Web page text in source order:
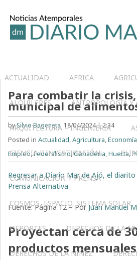
ACTUALIDAD AFRICA
ALQUILERES ANTROPOLOGÍA Y
ARQUITECTURA – INGENIERIA
CIENCIA E INVESTIGACIÓN
COMUNICACIÓN Y PRENSA
COSMOS, ESPACIO, SISTEMA SOLAR
DEPORTES DERECHOS DE LA
DERECHOS DE LA NIÑEZ
Para combatir la
municipal de
bySilvio Bageneta 18/04/2024 | 2:34
Posted inActualidad,Agricultura,Economía
Empleo,Federalismo,Ganaderia,Huerta,
Regresar a Diario Mar de Ajó, el
Prensa Alternativa
Fuente: Página 12 – Por Juan Manuel
Proyectan cerca de
productos mensuales